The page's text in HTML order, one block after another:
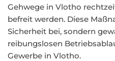
Gehwege in Vlotho
befreit werden. Diese
Sicherheit bei, sondern
reibungslosen
Gewerbe in Vlotho.